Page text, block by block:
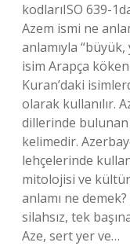
kodlarıISO 639-
Azem ismi ne
anlamıyla
isim Arapça
Kuran’daki
olarak kullanılır.
dillerinde bulunan
kelimedir.
lehçelerinde
mitolojisi ve
anlamı ne
silahsız, tek
Aze, sert yer ve…